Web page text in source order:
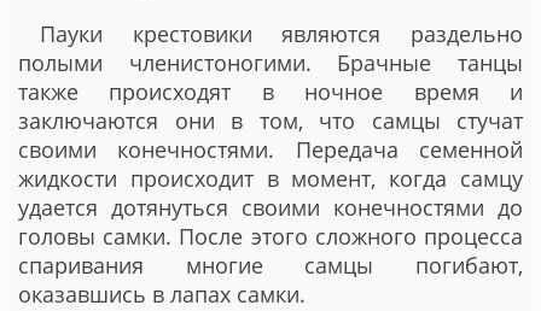
Пауки крестовики являются раздельно
полыми членистоногими. Брачные танцы
также происходят в ночное время и
заключаются они в том, что самцы стучат
своими конечностями. Передача семенной
жидкости происходит в момент, когда самцу
удается дотянуться своими конечностями до
головы самки. После этого сложного процесса
спаривания многие самцы погибают,
оказавшись в лапах самки.